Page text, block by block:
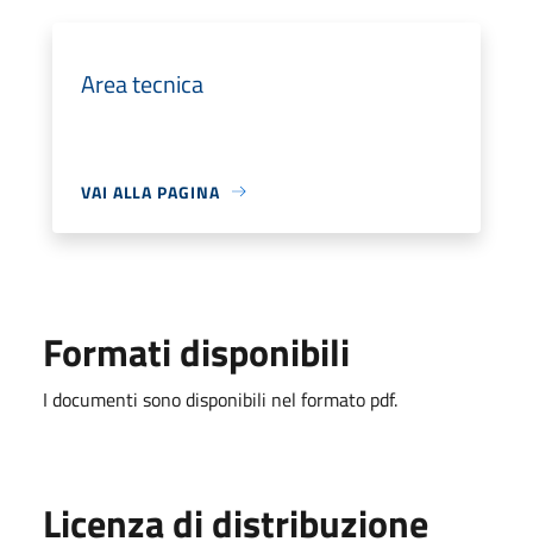
Area tecnica
VAI ALLA PAGINA
Formati disponibili
I documenti sono disponibili nel formato pdf.
Licenza di distribuzione